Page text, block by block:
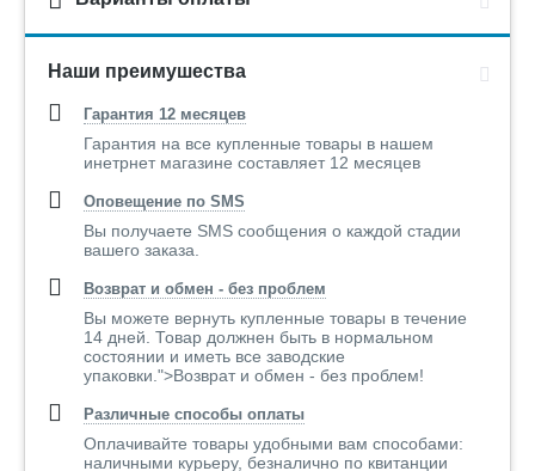
Наши преимушества
Гарантия 12 месяцев
Гарантия на все купленные товары в нашем
инетрнет магазине составляет 12 месяцев
Оповещение по SMS
Вы получаете SMS сообщения о каждой стадии
вашего заказа.
Возврат и обмен - без проблем
Вы можете вернуть купленные товары в течение
14 дней. Товар должнен быть в нормальном
состоянии и иметь все заводские
упаковки.">Возврат и обмен - без проблем!
Различные способы оплаты
Оплачивайте товары удобными вам способами:
наличными курьеру, безналично по квитанции